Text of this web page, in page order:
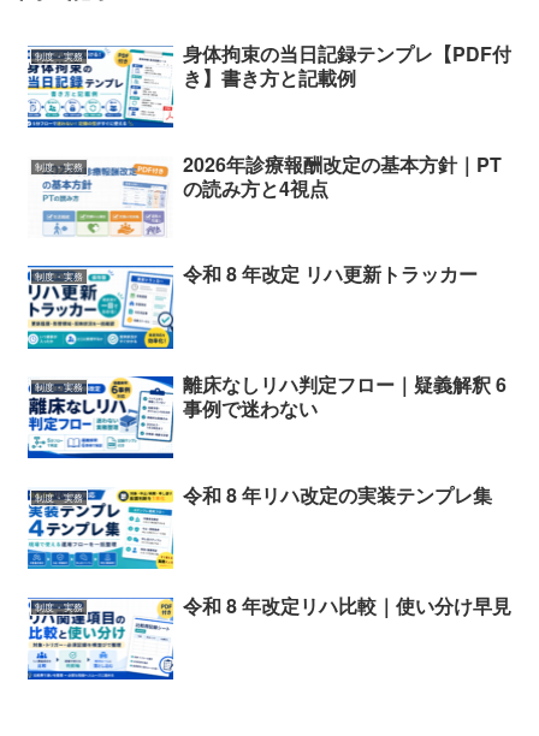
制度・実務
身体拘束の当日記録テンプレ【PDF付
き】書き方と記載例
制度・実務
2026年診療報酬改定の基本方針｜PT
の読み方と4視点
制度・実務 令和 8 年改定 リハ更新トラッカー
制度・実務
離床なしリハ判定フロー｜疑義解釈 6
事例で迷わない
制度・実務 令和 8 年リハ改定の実装テンプレ集
制度・実務 令和 8 年改定リハ比較｜使い分け早見